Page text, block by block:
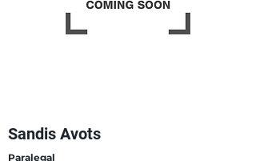
Sandis Avots
Paralegal